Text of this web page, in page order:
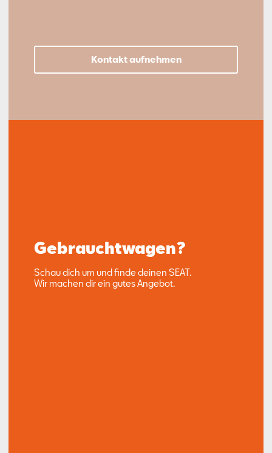
Kontakt aufnehmen
Gebrauchtwagen?
Schau dich um und finde deinen SEAT.
Wir machen dir ein gutes Angebot.